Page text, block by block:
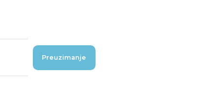
Preuzimanje